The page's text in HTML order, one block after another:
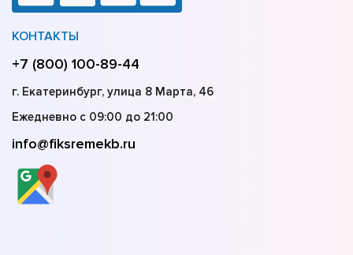
КОНТАКТЫ
+7 (800) 100-89-44
г. Екатеринбург, улица 8 Марта, 46
Ежедневно с 09:00 до 21:00
info@fiksremekb.ru